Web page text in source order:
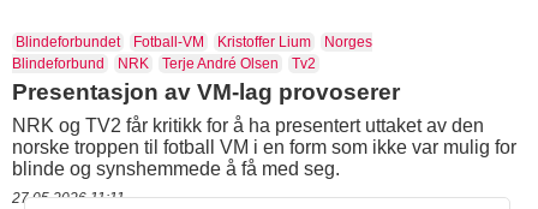
Blindeforbundet Fotball-VM Kristoffer Lium
Norges
Blindeforbund
NRK Terje André Olsen Tv2
Presentasjon av VM-lag provoserer
NRK og TV2 får kritikk for å ha presentert uttaket av den
norske troppen til fotball VM i en form som ikke var mulig for
blinde og synshemmede å få med seg.
27.05.2026 11:11